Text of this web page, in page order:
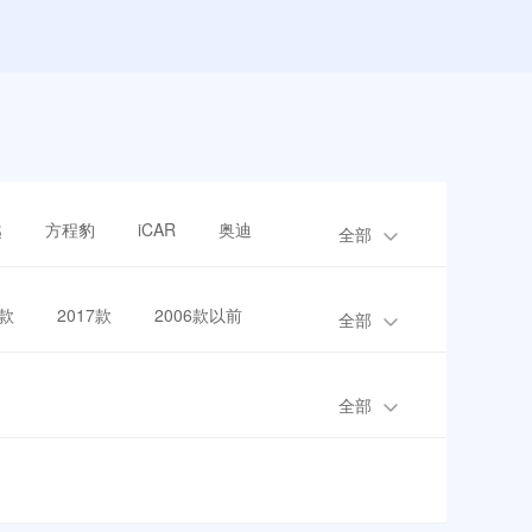
方程豹 iCAR 奥迪 全部
2017款 2006款以前 全部
全部